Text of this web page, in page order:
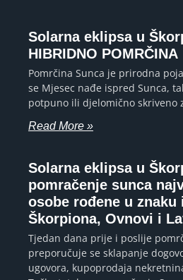
Solarna eklipsa u
HIBRIDNO POMRČINA
Pomrčina Sunca je prirodna
se Mjesec nađe ispred Sunca,
potpuno ili djelomično skriveno
Read More »
Solarna eklipsa u
pomračenje sunca
osobe rođene u znaku
Škorpiona, Ovnovi i
Tjedan dana prije i poslije
preporučuje se sklapanje
ugovora, kupoprodaja